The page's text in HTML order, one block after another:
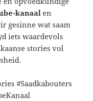
kanaal en
gesinne wat saam
iets waardevols
stories vol
#Saadkabouters